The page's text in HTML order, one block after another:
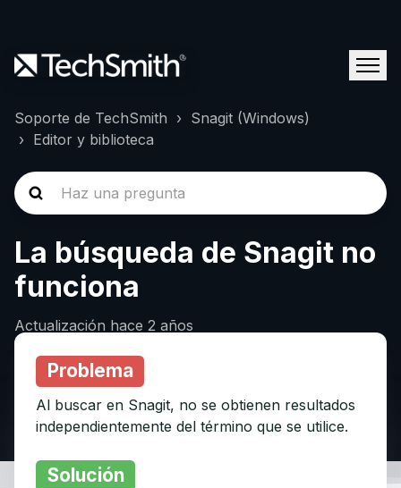
Soporte de TechSmith
Snagit (Windows)
Editor y biblioteca
La búsqueda de Snagit no
funciona
Actualización hace 2 años
Problema
Al buscar en Snagit, no se obtienen resultados
independientemente del término que se utilice.
Solución